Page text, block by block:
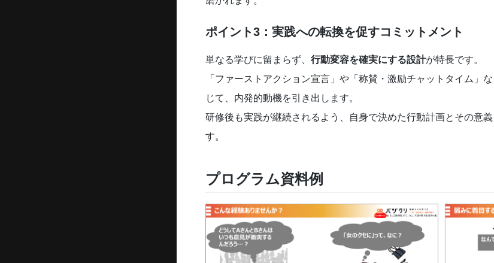
ポイント3：実践への転換を促すコミットメント
単なる学びに留まらず、 行動変容を確実にする設計が特長です。
「ファーストアクション宣言」や「称賛・激励チャットタイム」
じて、内発的動機を引き出します。
研修後も実践が継続されるよう、自身で決めた行動計画とその意
す。
プログラム資料例